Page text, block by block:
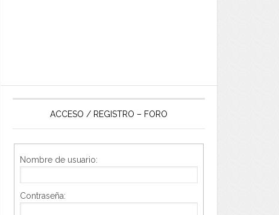
ACCESO / REGISTRO – FORO
Nombre de usuario:
Contraseña: